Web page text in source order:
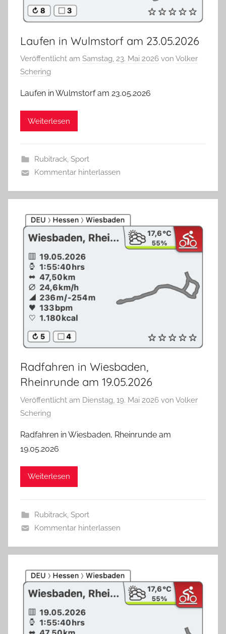
Laufen in Wulmstorf am 23.05.2026
Veröffentlicht am Samstag, 23. Mai 2026 von Volker
Schering
Laufen in Wulmstorf am 23.05.2026
Weiterlesen
Rubitrack, Sport
Kommentar hinterlassen
Radfahren in Wiesbaden,
Rheinrunde am 19.05.2026
Veröffentlicht am Dienstag, 19. Mai 2026 von Volker
Schering
Radfahren in Wiesbaden, Rheinrunde am
19.05.2026
Weiterlesen
Rubitrack, Sport
Kommentar hinterlassen